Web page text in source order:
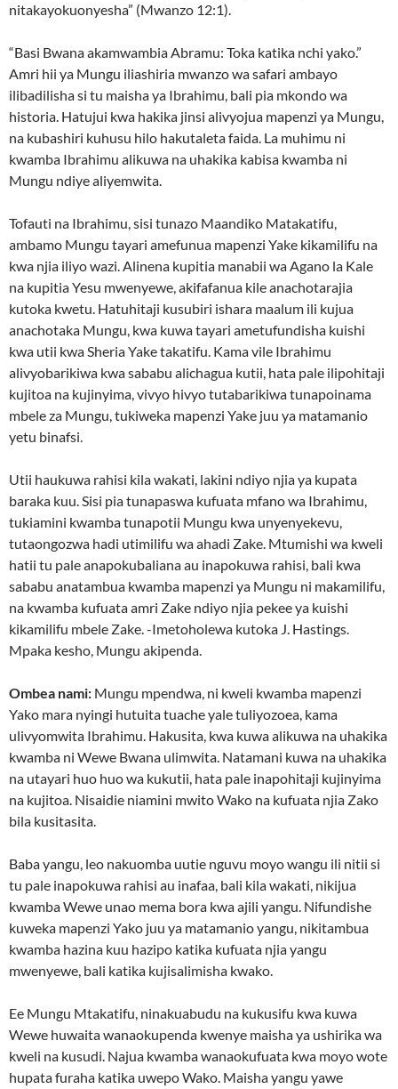
nitakayokuonyesha” (Mwanzo 12:1).
“Basi Bwana akamwambia Abramu: Toka katika nchi yako.”
Amri hii ya Mungu iliashiria mwanzo wa safari ambayo
ilibadilisha si tu maisha ya Ibrahimu, bali pia mkondo wa
historia. Hatujui kwa hakika jinsi alivyojua mapenzi ya Mungu,
na kubashiri kuhusu hilo hakutaleta faida. La muhimu ni
kwamba Ibrahimu alikuwa na uhakika kabisa kwamba ni
Mungu ndiye aliyemwita.
Tofauti na Ibrahimu, sisi tunazo Maandiko Matakatifu,
ambamo Mungu tayari amefunua mapenzi Yake kikamilifu na
kwa njia iliyo wazi. Alinena kupitia manabii wa Agano la Kale
na kupitia Yesu mwenyewe, akifafanua kile anachotarajia
kutoka kwetu. Hatuhitaji kusubiri ishara maalum ili kujua
anachotaka Mungu, kwa kuwa tayari ametufundisha kuishi
kwa utii kwa Sheria Yake takatifu. Kama vile Ibrahimu
alivyobarikiwa kwa sababu alichagua kutii, hata pale ilipohitaji
kujitoa na kujinyima, vivyo hivyo tutabarikiwa tunapoinama
mbele za Mungu, tukiweka mapenzi Yake juu ya matamanio
yetu binafsi.
Utii haukuwa rahisi kila wakati, lakini ndiyo njia ya kupata
baraka kuu. Sisi pia tunapaswa kufuata mfano wa Ibrahimu,
tukiamini kwamba tunapotii Mungu kwa unyenyekevu,
tutaongozwa hadi utimilifu wa ahadi Zake. Mtumishi wa kweli
hatii tu pale anapokubaliana au inapokuwa rahisi, bali kwa
sababu anatambua kwamba mapenzi ya Mungu ni makamilifu,
na kwamba kufuata amri Zake ndiyo njia pekee ya kuishi
kikamilifu mbele Zake. -Imetoholewa kutoka J. Hastings.
Mpaka kesho, Mungu akipenda.
Ombea nami: Mungu mpendwa, ni kweli kwamba mapenzi
Yako mara nyingi hutuita tuache yale tuliyozoea, kama
ulivyomwita Ibrahimu. Hakusita, kwa kuwa alikuwa na uhakika
kwamba ni Wewe Bwana ulimwita. Natamani kuwa na uhakika
na utayari huo huo wa kukutii, hata pale inapohitaji kujinyima
na kujitoa. Nisaidie niamini mwito Wako na kufuata njia Zako
bila kusitasita.
Baba yangu, leo nakuomba uutie nguvu moyo wangu ili nitii si
tu pale inapokuwa rahisi au inafaa, bali kila wakati, nikijua
kwamba Wewe unao mema bora kwa ajili yangu. Nifundishe
kuweka mapenzi Yako juu ya matamanio yangu, nikitambua
kwamba hazina kuu hazipo katika kufuata njia yangu
mwenyewe, bali katika kujisalimisha kwako.
Ee Mungu Mtakatifu, ninakuabudu na kukusifu kwa kuwa
Wewe huwaita wanaokupenda kwenye maisha ya ushirika wa
kweli na kusudi. Najua kwamba wanaokufuata kwa moyo wote
hupata furaha katika uwepo Wako. Maisha yangu yawe